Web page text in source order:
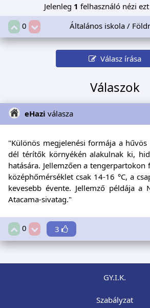
Jelenleg 1 felhasználó nézi
0
Általános iskola /
Válasz írása
Válaszok
eHazi válasza
"Különös megjelenési formája a
dél térítők környékén alakulnak ki,
hatására. Jellemzően a
középhőmérséklet csak 14-16 °C, a
kevesebb évente. Jellemző példája a
Atacama-sivatag."
0 3
GY.I.K.
Szabályzat